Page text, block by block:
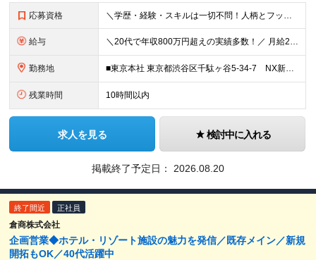
応募資格 ＼学歴・経験・スキルは一切不問！人柄とフットワーク重視の採用です／ ◆普通自動車運転免許をお持ちの方（AT限定可） ◆32歳以下の方（※若年層のキャリア形成のため） ★【32歳以下は全員面接】をお約
給与 ＼20代で年収800万円超えの実績多数！／ 月給28万円〜32万円 ＋賞与（年2回） ＋ インセンティブ ＋ 交通費・宿泊費全額支給 ※上記には59,500円～70,000円（27.8時間分/月）の
勤務地 ■東京本社 東京都渋谷区千駄ヶ谷5-34-7 NX新宿ビル 8階 ■西日本営業所 大阪府大阪市中央区今橋1-1-3 IMABASHI GATE PLACE 4階 ※(変更の範囲)上記を除く当社関連勤
残業時間 10時間以内
求人を見る 検討中に入れる
掲載終了予定日： 2026.08.20
終了間近 正社員
倉商株式会社
企画営業◆ホテル・リゾート施設の魅力を発信／既存メイン／新規
開拓もOK／40代活躍中